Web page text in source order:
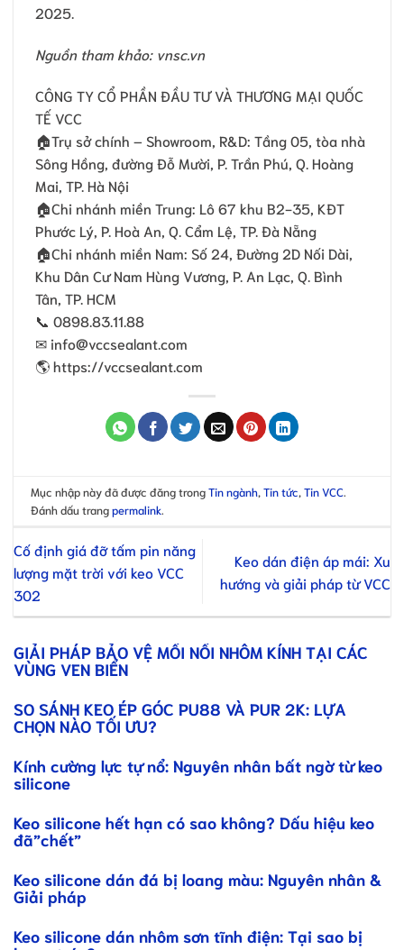
2025.
Nguồn tham khảo: vnsc.vn
CÔNG TY CỔ PHẦN ĐẦU TƯ VÀ THƯƠNG MẠI QUỐC
TẾ VCC
🏠Trụ sở chính – Showroom, R&D: Tầng 05, tòa nhà
Sông Hồng, đường Đỗ Mười, P. Trần Phú, Q. Hoàng
Mai, TP. Hà Nội
🏠Chi nhánh miền Trung: Lô 67 khu B2-35, KĐT
Phước Lý, P. Hoà An, Q. Cẩm Lệ, TP. Đà Nẵng
🏠Chi nhánh miền Nam: Số 24, Ðường 2D Nối Dài,
Khu Dân Cư Nam Hùng Vương, P. An Lạc, Q. Bình
Tân, TP. HCM
📞 0898.83.11.88
✉ info@vccsealant.com
🌎 https://vccsealant.com
Mục nhập này đã được đăng trongTin ngành ,Tin tức ,Tin VCC
Đánh dấu trangpermalink
Cố định giá đỡ tấm pin năng
lượng mặt trời với keo VCC
302
Keo dán điện áp mái: Xu
hướng và giải pháp từ VCC
GIẢI PHÁP BẢO VỆ MỐI NỐI NHÔM KÍNH TẠI CÁC
VÙNG VEN BIỂN
SO SÁNH KEO ÉP GÓC PU88 VÀ PUR 2K: LỰA
CHỌN NÀO TỐI ƯU?
Kính cường lực tự nổ: Nguyên nhân bất ngờ từ keo
silicone
Keo silicone hết hạn có sao không? Dấu hiệu keo
đã”chết”
Keo silicone dán đá bị loang màu: Nguyên nhân &
Giải pháp
Keo silicone dán nhôm sơn tĩnh điện: Tại sao bị